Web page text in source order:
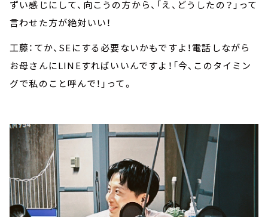
ずい感じにして、向こうの方から、「え、どうしたの？」って
言わせた方が絶対いい！
工藤：てか、SEにする必要ないかもですよ！電話しながら
お母さんにLINEすればいいんですよ！「今、このタイミン
グで私のこと呼んで！」って。